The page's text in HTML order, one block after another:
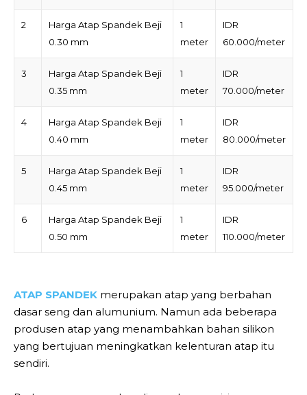
2
Harga Atap Spandek Beji
0.30 mm
1
meter
IDR
60.000/meter
3
Harga Atap Spandek Beji
0.35 mm
1
meter
IDR
70.000/meter
4
Harga Atap Spandek Beji
0.40 mm
1
meter
IDR
80.000/meter
5
Harga Atap Spandek Beji
0.45 mm
1
meter
IDR
95.000/meter
6
Harga Atap Spandek Beji
0.50 mm
1
meter
IDR
110.000/meter
ATAP SPANDEK merupakan atap yang berbahan
dasar seng dan alumunium. Namun ada beberapa
produsen atap yang menambahkan bahan silikon
yang bertujuan meningkatkan kelenturan atap itu
sendiri.